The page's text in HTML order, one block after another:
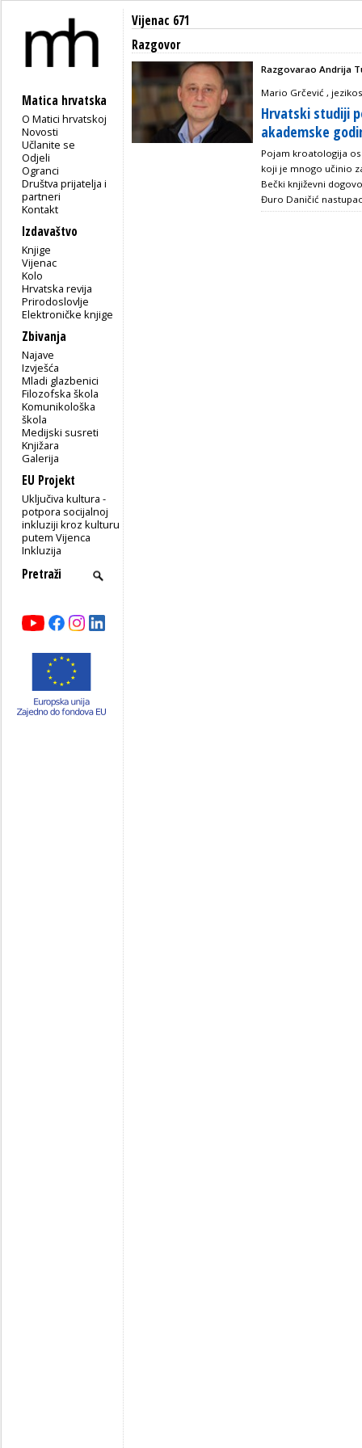
Matica hrvatska
O Matici hrvatskoj
Novosti
Učlanite se
Odjeli
Ogranci
Društva prijatelja i
partneri
Kontakt
Izdavaštvo
Knjige
Vijenac
Kolo
Hrvatska revija
Prirodoslovlje
Elektroničke knjige
Zbivanja
Najave
Izvješća
Mladi glazbenici
Filozofska škola
Komunikološka
škola
Medijski susreti
Knjižara
Galerija
EU Projekt
Uključiva kultura -
potpora socijalnoj
inkluziji kroz kulturu
putem Vijenca
Inkluzija
Vijenac 671
Razgovor
Razgovarao Andrija
Mario Grčević ,
Hrvatski studiji
akademske
Pojam kroatologija
koji je mnogo učinio
Bečki književni
Đuro Daničić